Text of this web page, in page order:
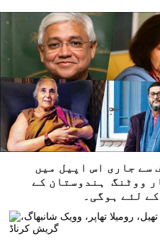
سے جاری اس اپیل میں
ووٹنگ ہندوستان کے
لئے ہوگی۔